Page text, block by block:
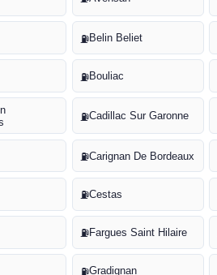
⛽Belin Beliet
⛽Bouliac
⛽Cadillac Sur Garonne
⛽Carignan De Bordeaux
⛽Cestas
⛽Fargues Saint Hilaire
⛽Gradignan